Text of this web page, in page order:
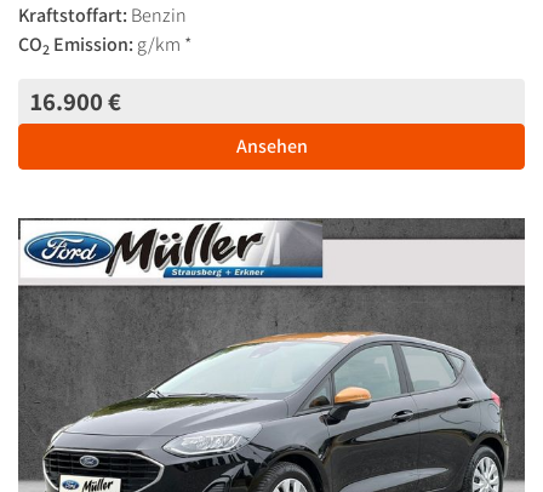
Kraftstoffart: Benzin
CO2 Emission: g/km *
16.900 €
Ansehen